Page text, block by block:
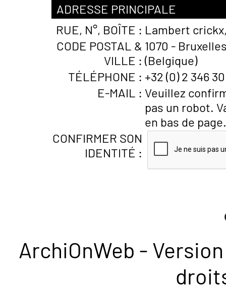
ADRESSE PRINCIPALE
RUE, N°, BOÎTE : Lambert
CODE POSTAL &
VILLE :
1070 -
(Belgique)
TÉLÉPHONE : +32 (0) 2 346
E-MAIL : Veuillez
pas un robot.
en bas de page.
CONFIRMER SON
IDENTITÉ :
ArchiOnWeb -